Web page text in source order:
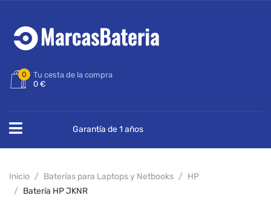
0
Tu cesta de la compra
0 €
Garantía de 1 años
Inicio Baterías para Laptops y Netbooks
HP
Batería HP JKNR